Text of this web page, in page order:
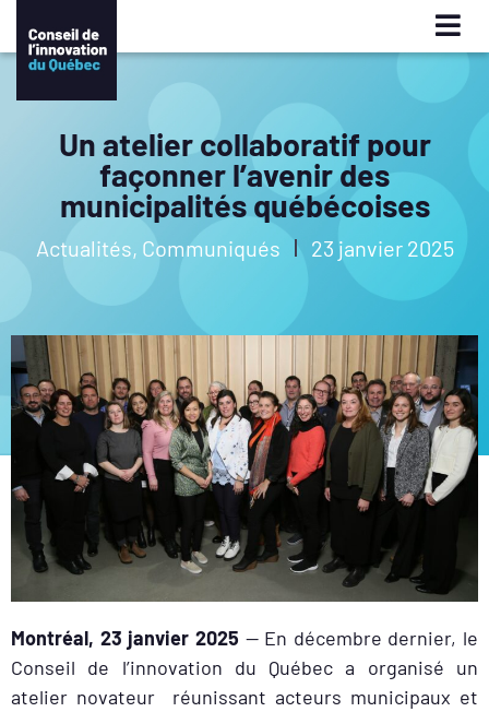
Un atelier collaboratif pour
façonner l’avenir des
municipalités québécoises
Actualités, Communiqués 23 janvier 2025
Montréal, 23 janvier 2025 — En décembre dernier, le
Conseil de l’innovation du Québec a organisé un
atelier novateur réunissant acteurs municipaux et